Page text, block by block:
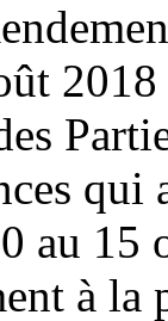
2018
qui
au 15
à la